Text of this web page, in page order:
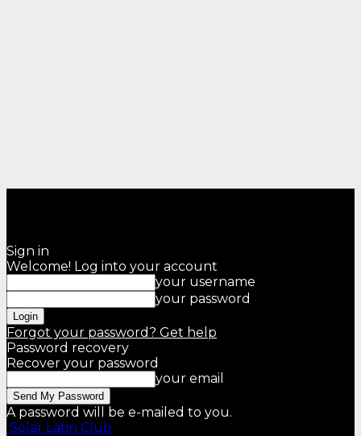
Sign in
Welcome! Log into your account
your username
your password
Forgot your password? Get help
Password recovery
Recover your password
your email
A password will be e-mailed to you.
Solar Latin Club